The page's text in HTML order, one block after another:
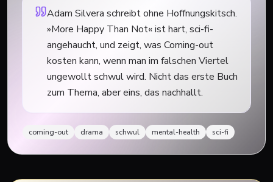
Adam Silvera schreibt ohne Hoffnungskitsch.
»More Happy Than Not« ist hart, sci-fi-
angehaucht, und zeigt, was Coming-out
kosten kann, wenn man im falschen Viertel
ungewollt schwul wird. Nicht das erste Buch
zum Thema, aber eins, das nachhallt.
coming-out drama schwul mental-health sci-fi